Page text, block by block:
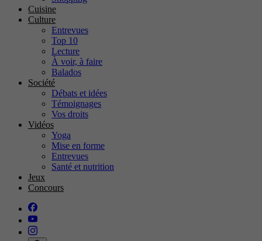
Cuisine
Culture
Entrevues
Top 10
Lecture
À voir, à faire
Balados
Société
Débats et idées
Témoignages
Vos droits
Vidéos
Yoga
Mise en forme
Entrevues
Santé et nutrition
Jeux
Concours